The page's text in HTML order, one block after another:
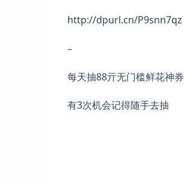
http://dpurl.cn/P9snn7qz
–
每天抽88亓无门槛鲜花神券
有3次机会记得随手去抽